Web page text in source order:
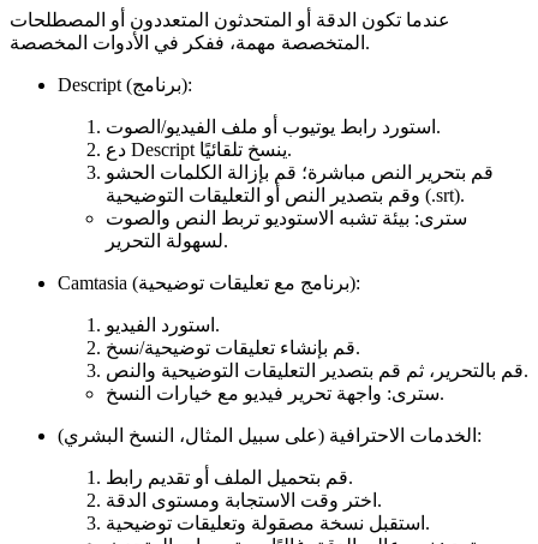
عندما تكون الدقة أو المتحدثون المتعددون أو المصطلحات
المتخصصة مهمة، ففكر في الأدوات المخصصة.
Descript (برنامج):
استورد رابط يوتيوب أو ملف الفيديو/الصوت.
دع Descript ينسخ تلقائيًا.
قم بتحرير النص مباشرة؛ قم بإزالة الكلمات الحشو
وقم بتصدير النص أو التعليقات التوضيحية (.srt).
سترى: بيئة تشبه الاستوديو تربط النص والصوت
لسهولة التحرير.
Camtasia (برنامج مع تعليقات توضيحية):
استورد الفيديو.
قم بإنشاء تعليقات توضيحية/نسخ.
قم بالتحرير، ثم قم بتصدير التعليقات التوضيحية والنص.
سترى: واجهة تحرير فيديو مع خيارات النسخ.
الخدمات الاحترافية (على سبيل المثال، النسخ البشري):
قم بتحميل الملف أو تقديم رابط.
اختر وقت الاستجابة ومستوى الدقة.
استقبل نسخة مصقولة وتعليقات توضيحية.